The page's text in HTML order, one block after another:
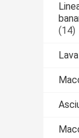
(14)